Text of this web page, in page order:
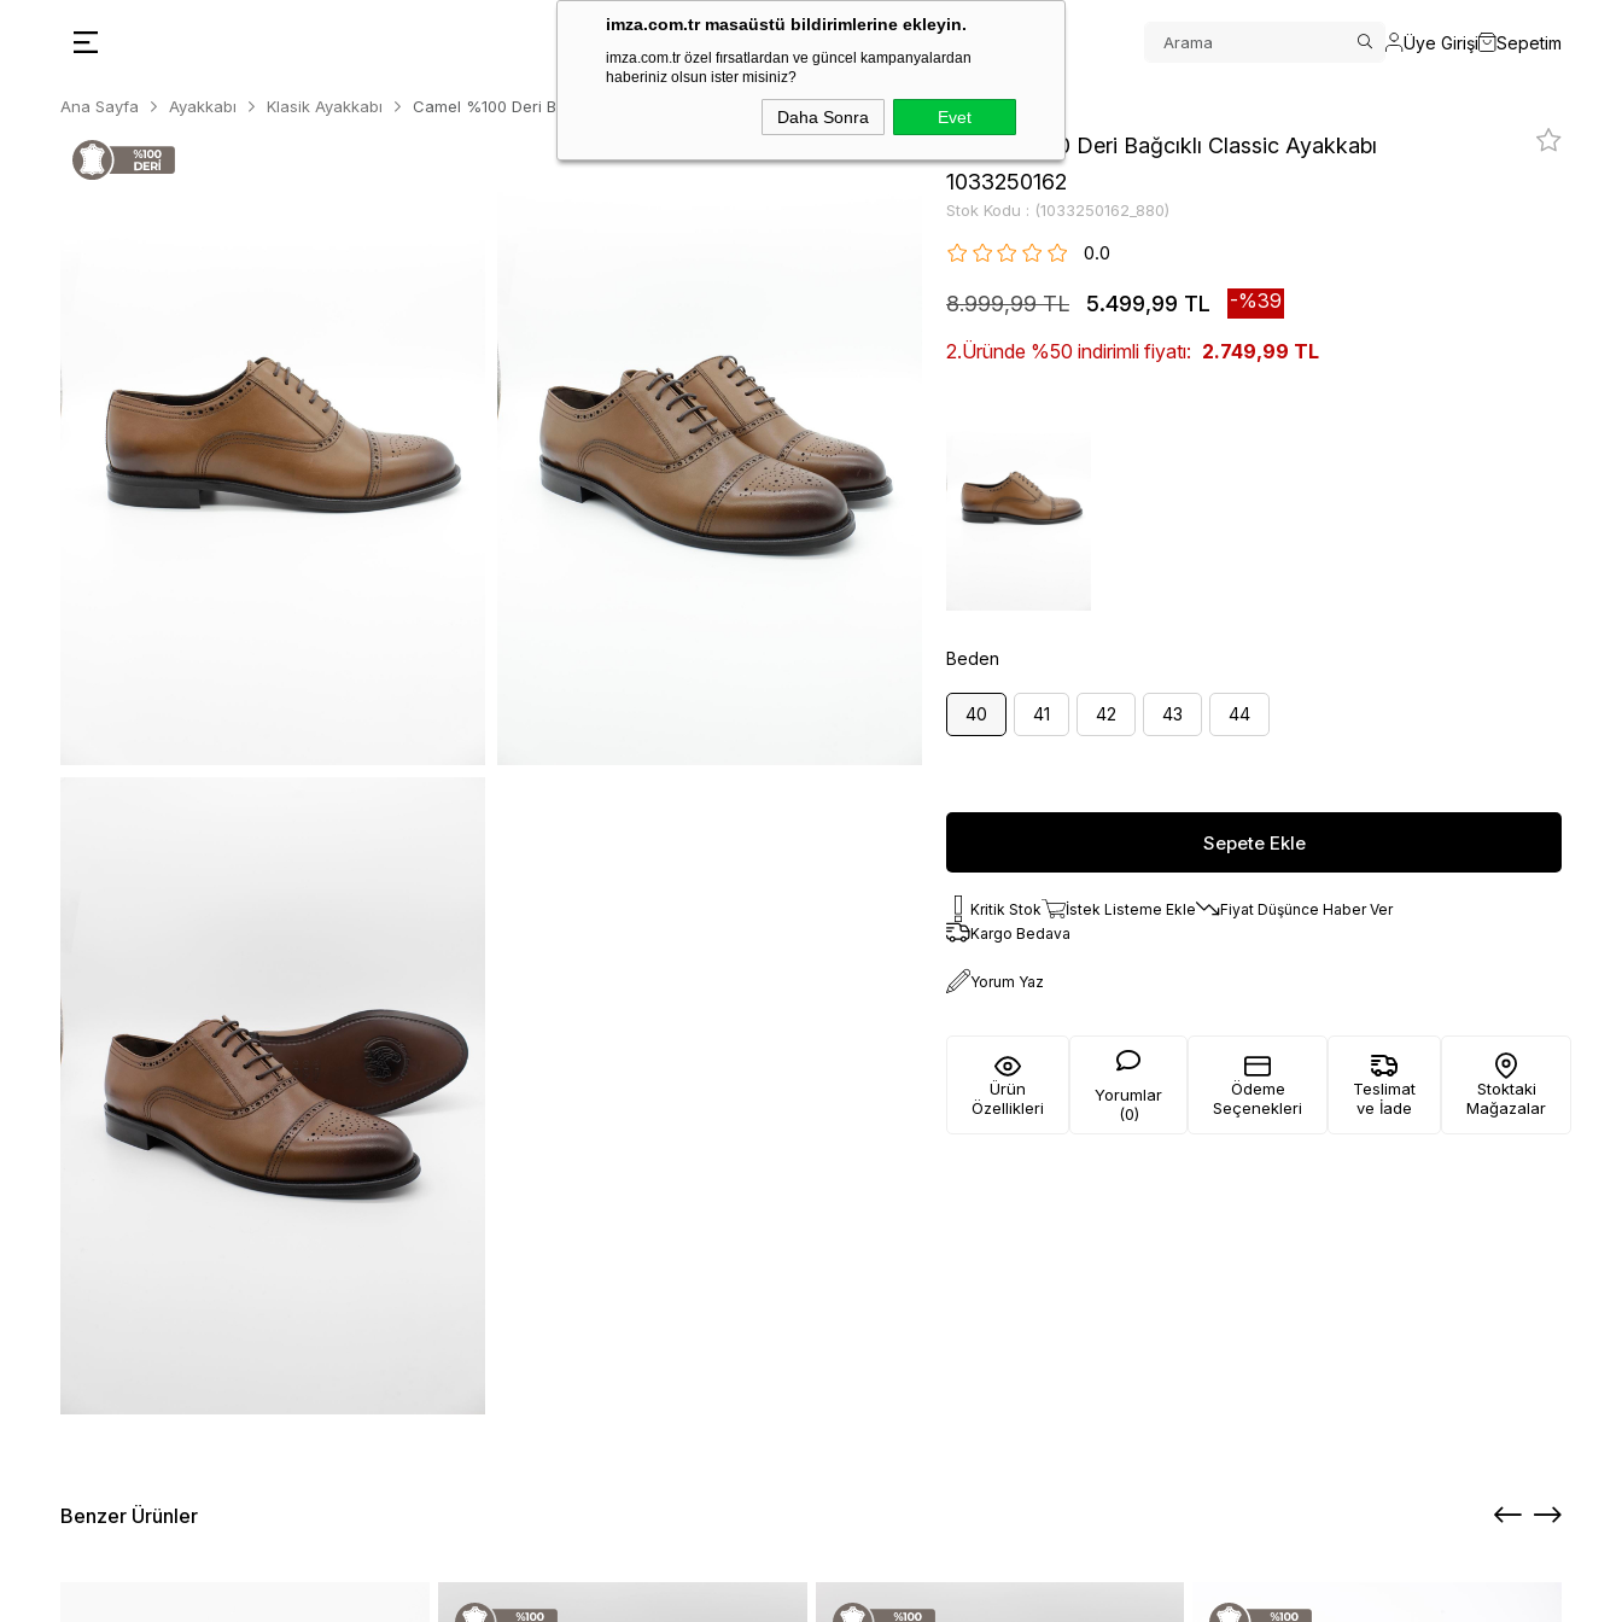
imza.com.tr masaüstü bildirimlerine ekleyin.
imza.com.tr özel fırsatlardan ve güncel kampanyalardan
haberiniz olsun ister misiniz?
Daha Sonra Evet
Üye Girişi Sepetim
Ana Sayfa Ayakkabı Klasik Ayakkabı Camel %100 Deri Bağcıklı Classic Ayakkabı 1033250162
Camel %100 Deri Bağcıklı Classic Ayakkabı
1033250162
Stok Kodu (1033250162_880)
0.0
8.999,99 TL 5.499,99 TL 39
2.Üründe %50 indirimli fiyatı: 2.749,99 TL
Beden
40 41 42 43 44
Kritik Stok İstek Listeme Ekle
Fiyat Düşünce Haber Ver
Kargo Bedava
Yorum Yaz
Ürün
Özellikleri
Yorumlar
(0)
Ödeme
Seçenekleri
Teslimat
ve İade
Stoktaki
Mağazalar
Benzer Ürünler